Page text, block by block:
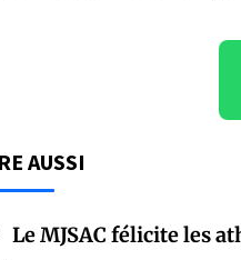
AUSSI
Le MJSAC félicite les